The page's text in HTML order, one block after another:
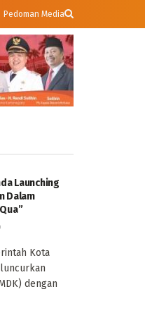
Pedoman Media
Launching
Dalam
Kota
dengan